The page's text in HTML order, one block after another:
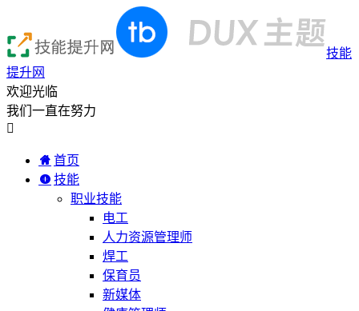
技能
提升网
欢迎光临
我们一直在努力

首页
技能
职业技能
电工
人力资源管理师
焊工
保育员
新媒体